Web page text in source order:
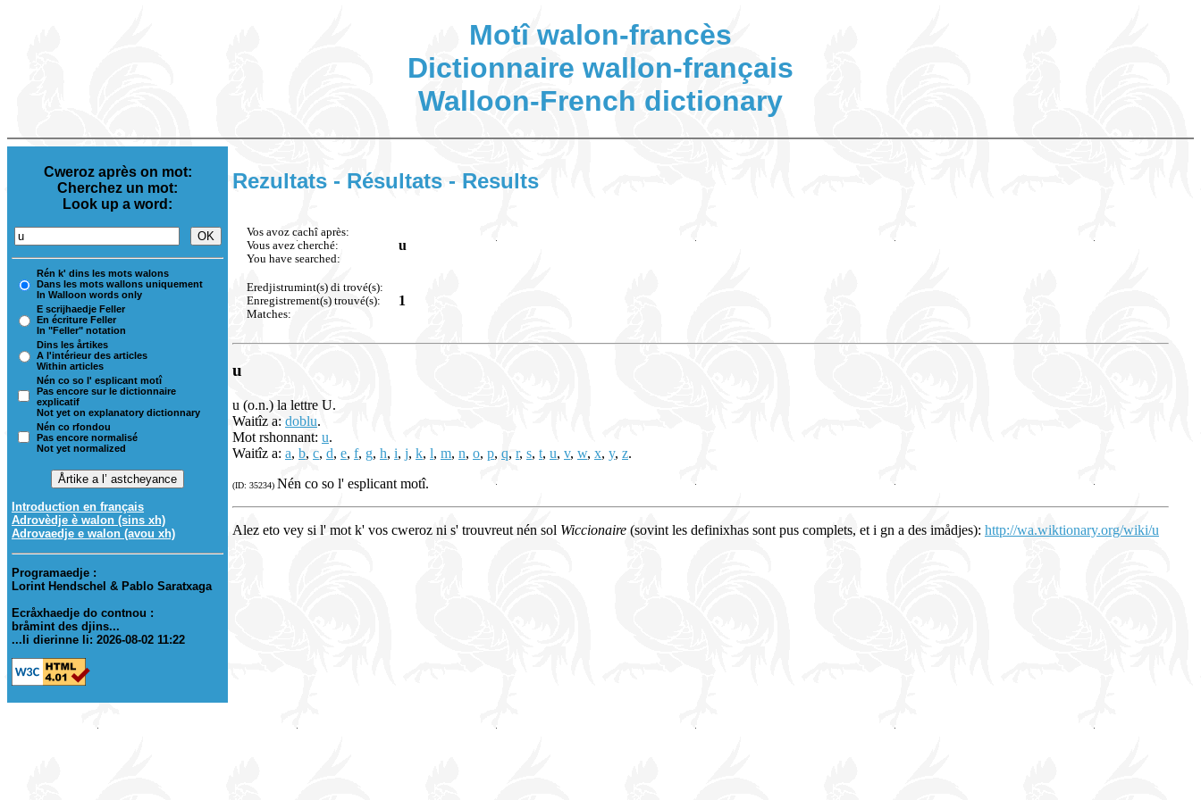
Motî walon-francès
Dictionnaire wallon-français
Walloon-French dictionary
Cweroz après on mot:
Cherchez un mot:
Look up a word:
Rén k' dins les mots walons
Dans les mots wallons uniquement
In Walloon words only
E scrijhaedje Feller
En écriture Feller
In "Feller" notation
Dins les årtikes
A l'intérieur des articles
Within articles
Nén co so l' esplicant motî
Pas encore sur le dictionnaire
explicatif
Not yet on explanatory dictionnary
Nén co rfondou
Pas encore normalisé
Not yet normalized
Introduction en français
Adrovèdje è walon (sins xh)
Adrovaedje e walon (avou xh)
Programaedje :
Lorint Hendschel & Pablo Saratxaga
Ecråxhaedje do contnou :
bråmint des djins...
...li dierinne li: 2026-08-02 11:22
Rezultats - Résultats - Results
Vos avoz cachî après:
Vous avez cherché:
You have searched:
u
Eredjistrumint(s) di trové(s):
Enregistrement(s) trouvé(s):
Matches:
1
u
u (o.n.) la lettre U.
Waitîz a: doblu.
Mot rshonnant: u.
Waitîz a: a, b, c, d, e, f, g, h, i, j, k, l, m, n, o, p, q, r, s, t, u, v, w, x, y, z.
(ID: 35234) Nén co so l' esplicant motî.
Alez eto vey si l' mot k' vos cweroz ni s' trouvreut nén sol Wiccionaire (sovint les definixhas sont pus complets, et i gn a des imådjes): http://wa.wiktionary.org/wiki/u